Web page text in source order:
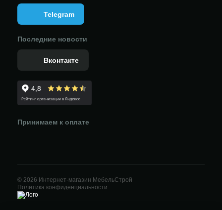
Telegram
Последние новости
Вконтакте
Принимаем к оплате
© 2026 Интернет-магазин МебельСтрой
Политика конфиденциальности